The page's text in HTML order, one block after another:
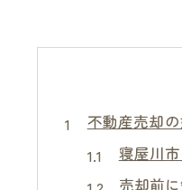
不動産売却
寝屋川
売却前